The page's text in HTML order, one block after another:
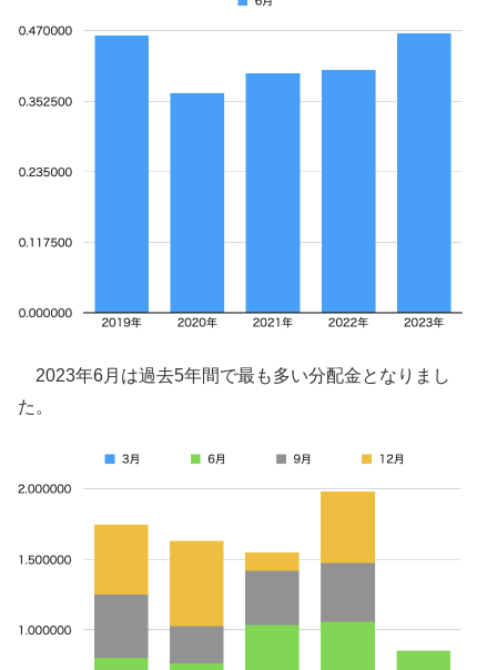
2023年6月は過去5年間で最も多い分配金となりまし
た。